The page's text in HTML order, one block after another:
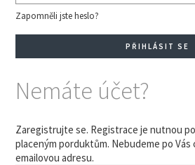
Zapomněli jste heslo?
Nemáte účet?
Zaregistrujte se. Registrace je nutnou
placeným porduktům. Nebudeme po
emailovou adresu.